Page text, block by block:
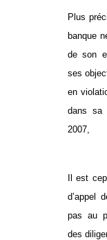
Plus
banque
de son
ses
en
dans sa
2007,
Il est
d’appel
pas au
des